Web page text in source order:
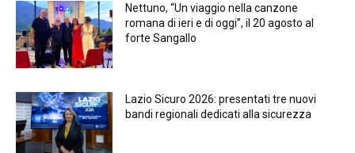
Nettuno, “Un viaggio nella canzone
romana di ieri e di oggi”, il 20 agosto al
forte Sangallo
Lazio Sicuro 2026: presentati tre nuovi
bandi regionali dedicati alla sicurezza